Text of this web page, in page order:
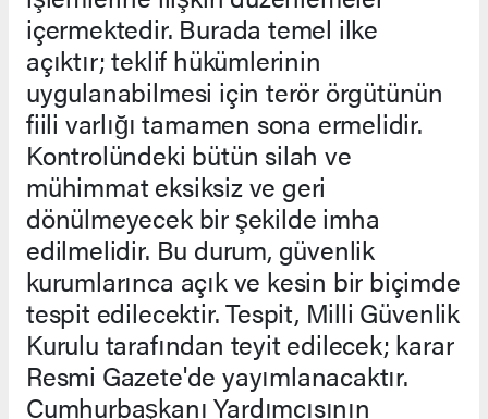
içermektedir. Burada temel ilke
açıktır; teklif hükümlerinin
uygulanabilmesi için terör örgütünün
fiili varlığı tamamen sona ermelidir.
Kontrolündeki bütün silah ve
mühimmat eksiksiz ve geri
dönülmeyecek bir şekilde imha
edilmelidir. Bu durum, güvenlik
kurumlarınca açık ve kesin bir biçimde
tespit edilecektir. Tespit, Milli Güvenlik
Kurulu tarafından teyit edilecek; karar
Resmi Gazete'de yayımlanacaktır.
Cumhurbaşkanı Yardımcısının